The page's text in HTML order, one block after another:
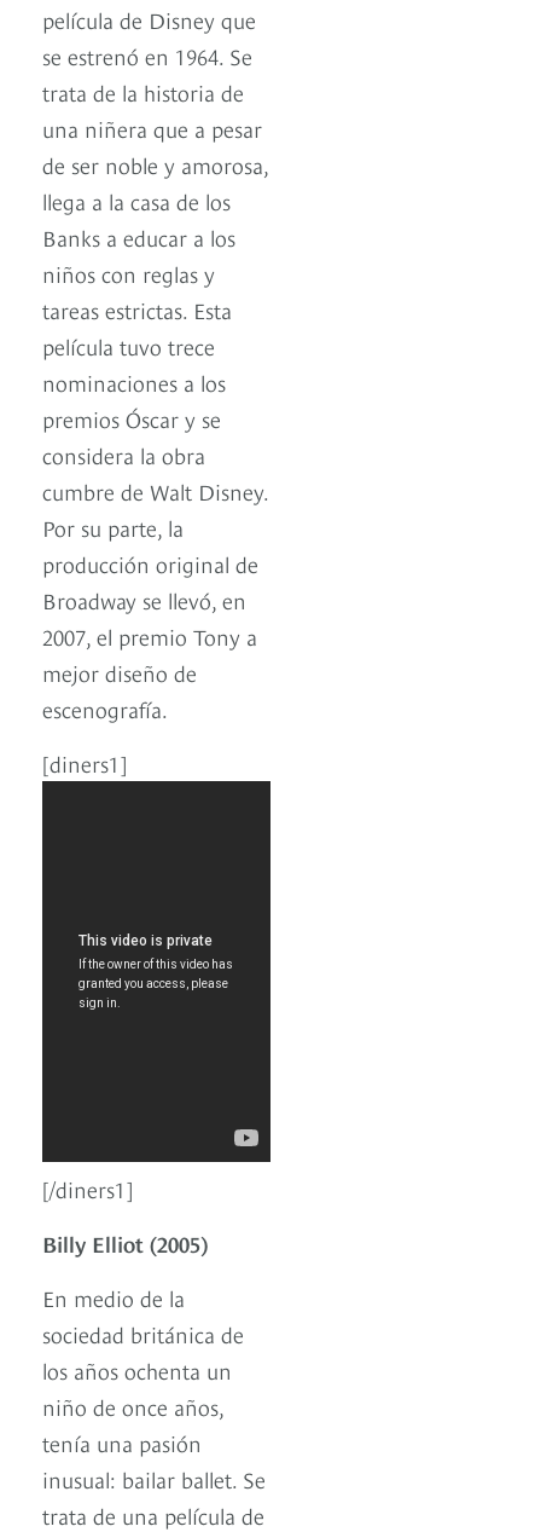
película de Disney que
se estrenó en 1964. Se
trata de la historia de
una niñera que a pesar
de ser noble y amorosa,
llega a la casa de los
Banks a educar a los
niños con reglas y
tareas estrictas. Esta
película tuvo trece
nominaciones a los
premios Óscar y se
considera la obra
cumbre de Walt Disney.
Por su parte, la
producción original de
Broadway se llevó, en
2007, el premio Tony a
mejor diseño de
escenografía.
[diners1]
[/diners1]
Billy Elliot (2005)
En medio de la
sociedad británica de
los años ochenta un
niño de once años,
tenía una pasión
inusual: bailar ballet. Se
trata de una película de